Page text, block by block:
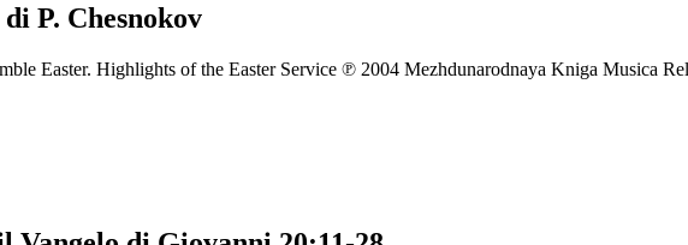
P. Chesnokov
Easter. Highlights of the Easter Service ℗ 2004 Mezhdunarodnaya Kniga Musica